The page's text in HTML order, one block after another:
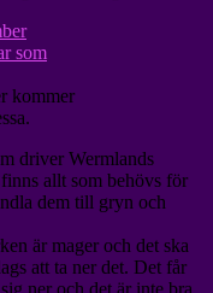
kommer
driver Wermlands
allt som behövs för
dem till gryn och
är mager och det ska
att ta ner det. Det får
ner och det är inte bra.